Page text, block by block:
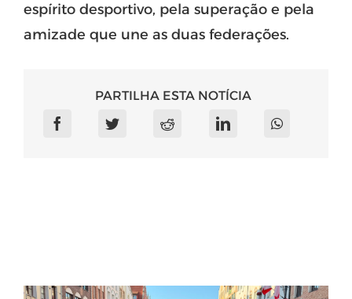
espírito desportivo, pela superação e pela
amizade que une as duas federações.
PARTILHA ESTA NOTÍCIA